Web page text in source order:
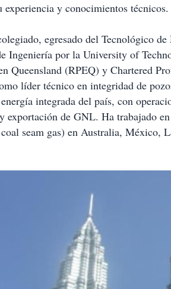
y conocimientos técnicos.
egresado del Tecnológico
Ingeniería por la University of
Queensland (RPEQ) y Chartered
líder técnico en integridad de
integrada del país, con
exportación de GNL. Ha trabajado
seam gas) en Australia, México,